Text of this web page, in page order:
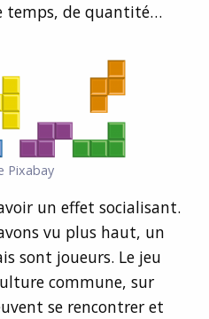
temps, de quantité…
Pixabay
un effet socialisant.
vu plus haut, un
sont joueurs. Le jeu
commune, sur
se rencontrer et